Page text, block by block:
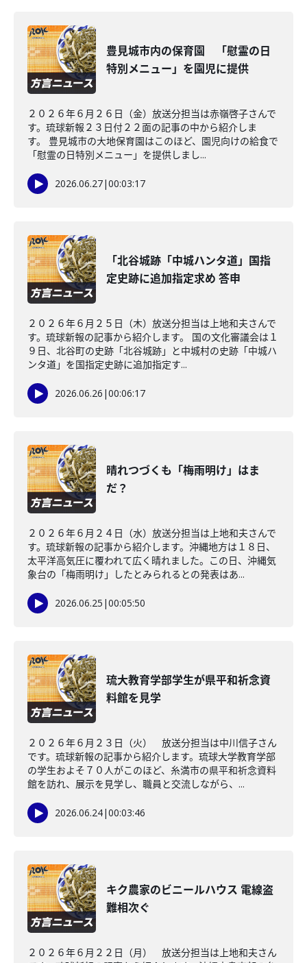
豊見城市内の保育園 「慰霊の日
特別メニュー」を園児に提供
２０２６年６月２６日（金）放送分担当は赤嶺啓子さんで
す。琉球新報２３日付２２面の記事の中から紹介しま
す。 豊見城市の大地保育園はこのほど、園児向けの給食で
「慰霊の日特別メニュー」を提供しまし...
2026.06.27|00:03:17
「北谷城跡「中城ハンタ道」国指
定史跡に追加指定求め 答申
２０２６年６月２５日（木）放送分担当は上地和夫さんで
す。琉球新報の記事から紹介します。 国の文化審議会は１
９日、北谷町の史跡「北谷城跡」と中城村の史跡「中城ハ
ンタ道」を国指定史跡に追加指定す...
2026.06.26 |00:06:17
晴れつづくも「梅雨明け」はま
だ？
２０２６年６月２４日（水）放送分担当は上地和夫さんで
す。琉球新報の記事から紹介します。沖縄地方は１８日、
太平洋高気圧に覆われて広く晴れました。この日、沖縄気
象台の「梅雨明け」したとみられるとの発表はあ...
2026.06.25 |00:05:50
琉大教育学部学生が県平和祈念資
料館を見学
２０２６年６月２３日（火） 放送分担当は中川信子さん
です。琉球新報の記事から紹介します。琉球大学教育学部
の学生およそ７０人がこのほど、糸満市の県平和祈念資料
館を訪れ、展示を見学し、職員と交流しながら、...
2026.06.24|00:03:46
キク農家のビニールハウス 電線盗
難相次ぐ
２０２６年６月２２日（月） 放送分担当は上地和夫さん